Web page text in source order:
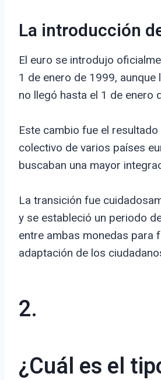
La introducción
El euro se introdujo
1 de enero de 1999, aunque
no llegó hasta el 1 de enero
Este cambio fue el
colectivo de varios países
buscaban una mayor
La transición fue
y se estableció un periodo
entre ambas monedas para
adaptación de los
2.
¿Cuál es el